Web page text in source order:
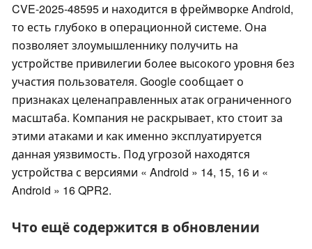
CVE-2025-48595 и находится в фреймворке Android,
то есть глубоко в операционной системе. Она
позволяет злоумышленнику получить на
устройстве привилегии более высокого уровня без
участия пользователя. Google сообщает о
признаках целенаправленных атак ограниченного
масштаба. Компания не раскрывает, кто стоит за
этими атаками и как именно эксплуатируется
данная уязвимость. Под угрозой находятся
устройства с версиями « Android » 14, 15, 16 и «
Android » 16 QPR2.
Что ещё содержится в обновлении